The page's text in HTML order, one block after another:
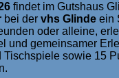
findet im Gutshaus
bei der vhs Glinde ein
oder alleine,
und gemeinsamer
Tischspiele sowie 15